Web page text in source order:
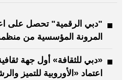
"دبي الرقمية" تحصل على
المرونة المؤسسية من
«دبي للثقافة» أول جهة
اعتماد «الأوروبية للتميز